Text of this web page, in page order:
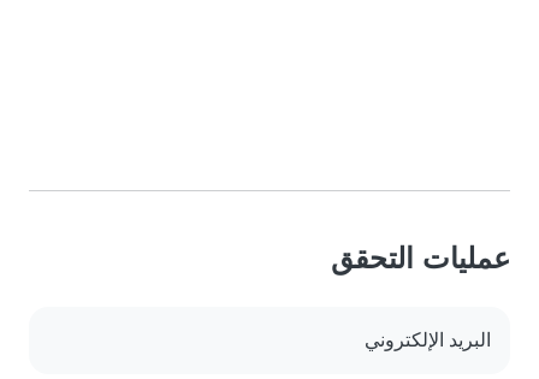
عمليات التحقق
البريد الإلكتروني